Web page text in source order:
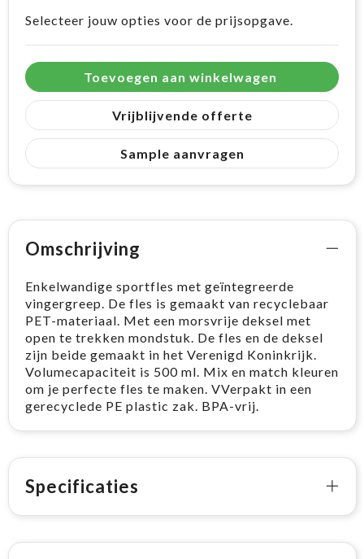
Selecteer jouw opties voor de prijsopgave.
Toevoegen aan winkelwagen
Vrijblijvende offerte
Sample aanvragen
Omschrijving
Enkelwandige sportfles met geïntegreerde
vingergreep. De fles is gemaakt van recyclebaar
PET-materiaal. Met een morsvrije deksel met
open te trekken mondstuk. De fles en de deksel
zijn beide gemaakt in het Verenigd Koninkrijk.
Volumecapaciteit is 500 ml. Mix en match kleuren
om je perfecte fles te maken. VVerpakt in een
gerecyclede PE plastic zak. BPA-vrij.
Specificaties